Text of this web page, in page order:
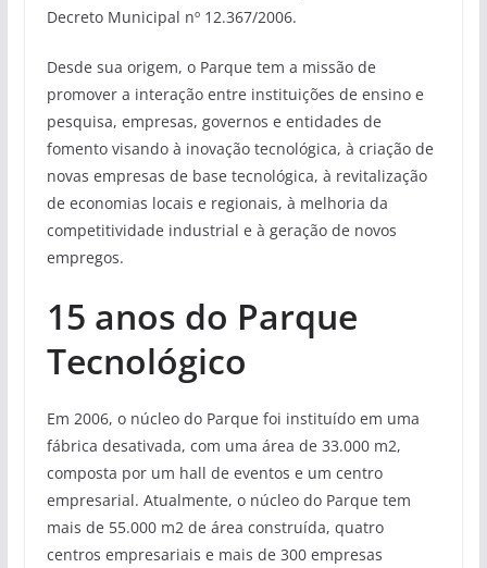
Decreto Municipal nº 12.367/2006.
Desde sua origem, o Parque tem a missão de
promover a interação entre instituições de ensino e
pesquisa, empresas, governos e entidades de
fomento visando à inovação tecnológica, à criação de
novas empresas de base tecnológica, à revitalização
de economias locais e regionais, à melhoria da
competitividade industrial e à geração de novos
empregos.
15 anos do Parque
Tecnológico
Em 2006, o núcleo do Parque foi instituído em uma
fábrica desativada, com uma área de 33.000 m2,
composta por um hall de eventos e um centro
empresarial. Atualmente, o núcleo do Parque tem
mais de 55.000 m2 de área construída, quatro
centros empresariais e mais de 300 empresas